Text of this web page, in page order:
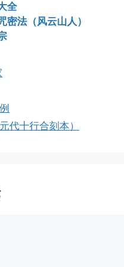
全
密法（风云山人）
代十行合刻本）